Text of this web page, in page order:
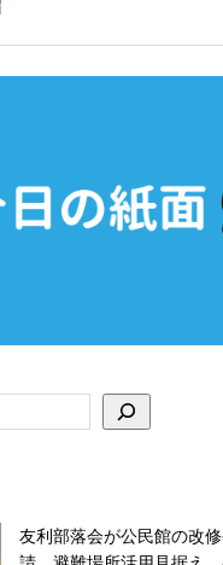
友利部落会が公民館の改